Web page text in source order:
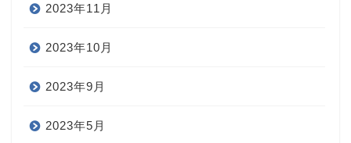
2023年11月
2023年10月
2023年9月
2023年5月